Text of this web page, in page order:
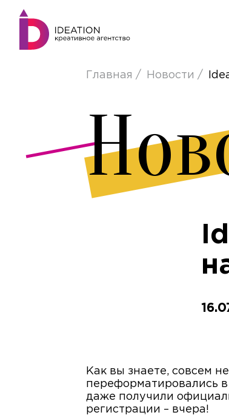
Главная Новости
Как вы знаете, совсем
переформатировались в
даже получили
регистрации – вчера!